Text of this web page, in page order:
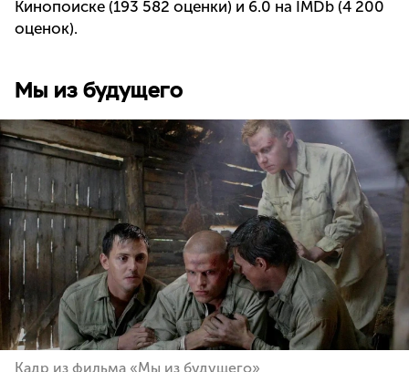
Кинопоиске (193 582 оценки) и 6.0 на IMDb (4 200
оценок).
Мы из будущего
Кадр из фильма «Мы из будущего»